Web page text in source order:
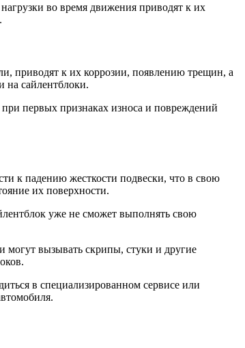
во время движения приводят к их
приводят к их коррозии, появлению трещин, а
на сайлентблоки.
при первых признаках износа и повреждений
к падению жесткости подвески, что в свою
их поверхности.
уже не сможет выполнять свою
вызывать скрипы, стуки и другие
в специализированном сервисе или